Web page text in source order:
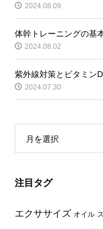
2024.08.09
体幹トレーニングの基
2024.08.02
紫外線対策とビタミン
2024.07.30
月を選択
注目タグ
エクササイズ オイル